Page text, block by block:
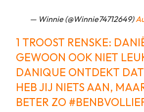
— Winnie (@Winnie74712649)
1 TROOST RENSKE:
GEWOON OOK NIET
DANIQUE ONTDEKT
HEB JIJ NIETS AAN,
BETER ZO